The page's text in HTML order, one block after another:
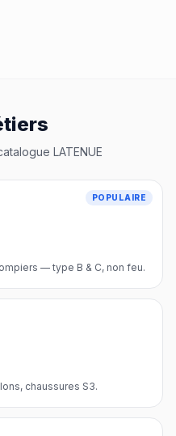
LATENUE
POPULAIRE
— type B & C, non feu.
chaussures S3.